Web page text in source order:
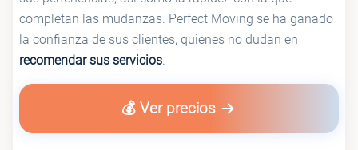
completan las mudanzas. Perfect Moving se ha ganado
la confianza de sus clientes, quienes no dudan en
recomendar sus servicios.
💰 Ver precios